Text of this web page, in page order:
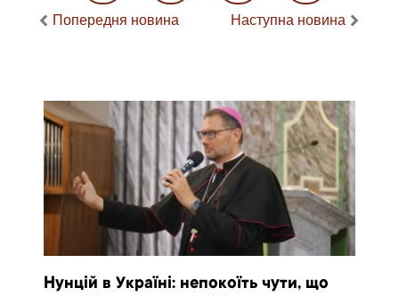
Попередня новина Наступна новина
Нунцій в Україні: непокоїть чути, що